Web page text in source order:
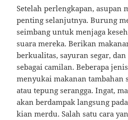
Setelah perlengkapan, asupan
penting selanjutnya. Burung
seimbang untuk menjaga
suara mereka. Berikan
berkualitas, sayuran segar,
sebagai camilan. Beberapa
menyukai makanan tambahan
atau tepung serangga. Ingat,
akan berdampak langsung
kian merdu. Salah satu cara